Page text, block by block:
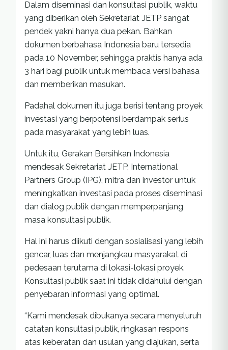
Dalam diseminasi dan konsultasi publik, waktu
yang diberikan oleh Sekretariat JETP sangat
pendek yakni hanya dua pekan. Bahkan
dokumen berbahasa Indonesia baru tersedia
pada 10 November, sehingga praktis hanya ada
3 hari bagi publik untuk membaca versi bahasa
dan memberikan masukan.
Padahal dokumen itu juga berisi tentang proyek
investasi yang berpotensi berdampak serius
pada masyarakat yang lebih luas.
Untuk itu, Gerakan Bersihkan Indonesia
mendesak Sekretariat JETP, International
Partners Group (IPG), mitra dan investor untuk
meningkatkan investasi pada proses diseminasi
dan dialog publik dengan memperpanjang
masa konsultasi publik.
Hal ini harus diikuti dengan sosialisasi yang lebih
gencar, luas dan menjangkau masyarakat di
pedesaan terutama di lokasi-lokasi proyek.
Konsultasi publik saat ini tidak didahului dengan
penyebaran informasi yang optimal.
“Kami mendesak dibukanya secara menyeluruh
catatan konsultasi publik, ringkasan respons
atas keberatan dan usulan yang diajukan, serta